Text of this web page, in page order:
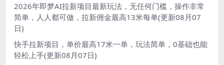
2026年即梦AI拉新项目最新玩法，无任何门槛，操作非常
简单，人人都可做，拉新佣金最高13米每单(更新08月07
日)
快手拉新项目，单价最高17米一单，玩法简单，0基础也能
轻松上手(更新08月07日)